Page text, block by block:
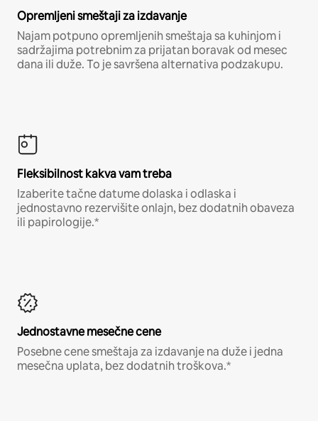
Opremljeni smeštaji za izdavanje
Najam potpuno opremljenih smeštaja sa kuhinjom i
sadržajima potrebnim za prijatan boravak od mesec
dana ili duže. To je savršena alternativa podzakupu.
Fleksibilnost kakva vam treba
Izaberite tačne datume dolaska i odlaska i
jednostavno rezervišite onlajn, bez dodatnih obaveza
ili papirologije.*
Jednostavne mesečne cene
Posebne cene smeštaja za izdavanje na duže i jedna
mesečna uplata, bez dodatnih troškova.*